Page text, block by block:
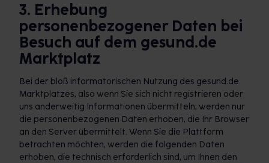
3. Erhebung
personenbezogener Daten bei
Besuch auf dem gesund.de
Marktplatz
Bei der bloß informatorischen Nutzung des gesund.de
Marktplatzes, also wenn Sie sich nicht registrieren oder
uns anderweitig Informationen übermitteln, werden nur
die personenbezogenen Daten erhoben, die Ihr Browser
an den Server übermittelt. Wenn Sie die Plattform
betrachten möchten, werden die folgenden Daten
erhoben, die technisch erforderlich sind, um Ihnen den